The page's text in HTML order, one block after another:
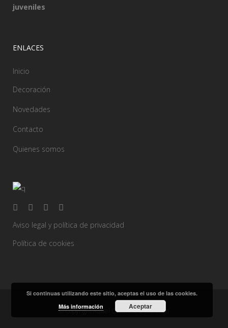
juveniles
ENLACES
Inicio
Decoración
Novedades
Contacto
Quienes somos
Aviso legal y política de privacidad
Política de cookies
© Copyright Rafael Caballero Decoración
Si continuas utilizando este sitio, aceptas el uso de las cookies.
Más información
Aceptar